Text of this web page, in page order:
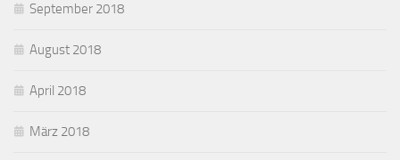
September 2018
August 2018
April 2018
März 2018